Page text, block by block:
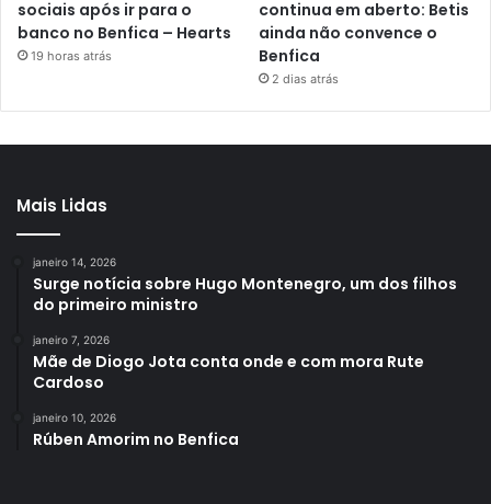
sociais após ir para o
banco no Benfica – Hearts
19 horas atrás
continua em aberto: Betis
ainda não convence o
Benfica
2 dias atrás
Mais Lidas
janeiro 14, 2026
Surge notícia sobre Hugo Montenegro, um dos filhos
do primeiro ministro
janeiro 7, 2026
Mãe de Diogo Jota conta onde e com mora Rute
Cardoso
janeiro 10, 2026
Rúben Amorim no Benfica